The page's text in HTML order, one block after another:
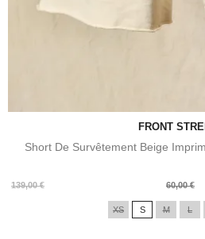
FRONT
Short De Survêtement Beige
139,00 €
Prix
60,00 €
Prix
XS S M L